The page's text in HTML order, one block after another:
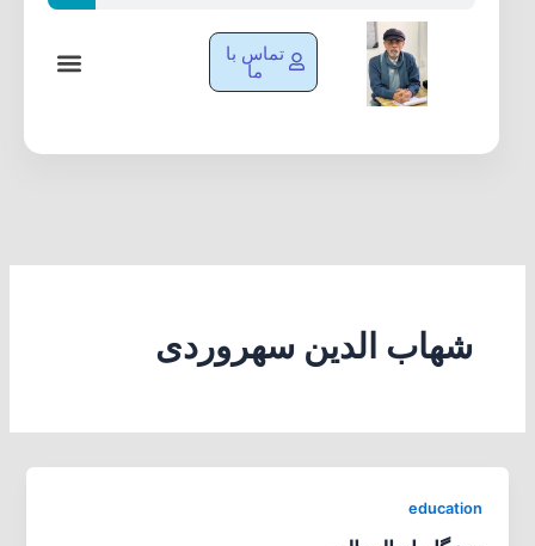
تماس با
ما
شهاب الدین سهروردی
education